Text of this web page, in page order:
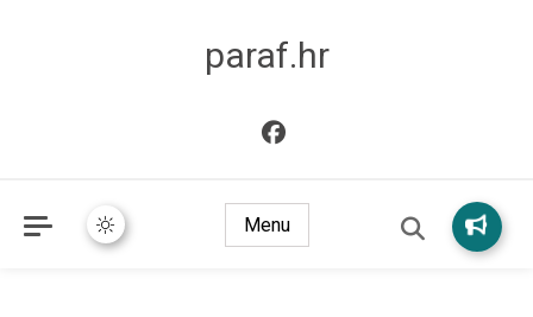
paraf.hr
Menu